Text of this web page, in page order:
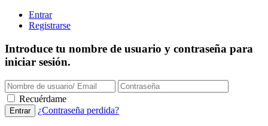
Entrar
Registrarse
Introduce tu nombre de usuario y contraseña para
iniciar sesión.
Recuérdame
¿Contraseña perdida?